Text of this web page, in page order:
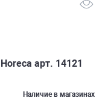
арт. 14121
Наличие в магазинах